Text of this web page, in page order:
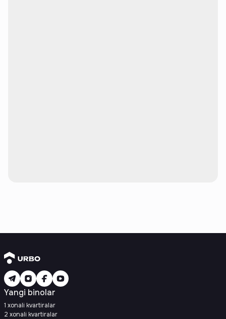
Yangi binolar
1 xonali kvartiralar
2 xonali kvartiralar